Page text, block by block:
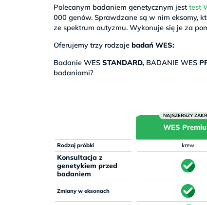
Polecanym badaniem genetycznym jesttest
000 genów. Sprawdzane są w nim eksomy,
ze spektrum autyzmu. Wykonuje się je za
Oferujemy trzy rodzaje badań WES:
Badanie WESSTANDARD, BADANIE WES
badaniami?
WES
Rodzaj próbki krew
Konsultacja z
genetykiem przed
badaniem
Zmiany w eksonach